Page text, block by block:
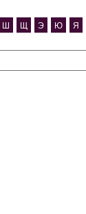
Ш Щ Э Ю Я